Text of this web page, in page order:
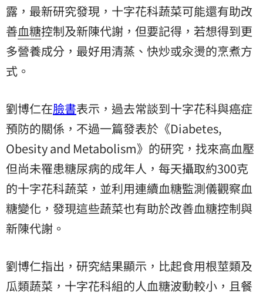
露，最新研究發現，十字花科蔬菜可能還有助改
善血糖控制及新陳代謝，但要記得，若想得到更
多營養成分，最好用清蒸、快炒或汆燙的烹煮方
式。
劉博仁在臉書表示，過去常談到十字花科與癌症
預防的關係，不過一篇發表於《Diabetes,
Obesity and Metabolism》的研究，找來高血壓
但尚未罹患糖尿病的成年人，每天攝取約300克
的十字花科蔬菜，並利用連續血糖監測儀觀察血
糖變化，發現這些蔬菜也有助於改善血糖控制與
新陳代謝。
劉博仁指出，研究結果顯示，比起食用根莖類及
瓜類蔬菜，十字花科組的人血糖波動較小，且餐